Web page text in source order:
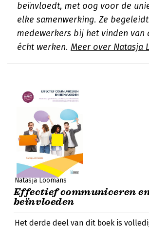
beïnvloedt, met oog voor de
elke samenwerking. Ze
medewerkers bij het vinden van
écht werken. Meer over Natasja
Natasja Loomans
Effectief communiceren
beïnvloeden
Het derde deel van dit boek is